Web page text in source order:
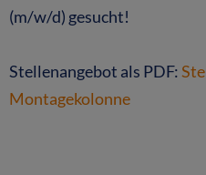
(m/w/d) gesucht!
Stellenangebot als PDF:
Montagekolonne